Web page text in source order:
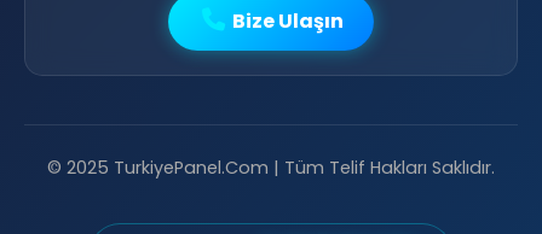
Bize Ulaşın
© 2025 TurkiyePanel.Com | Tüm Telif Hakları Saklıdır.